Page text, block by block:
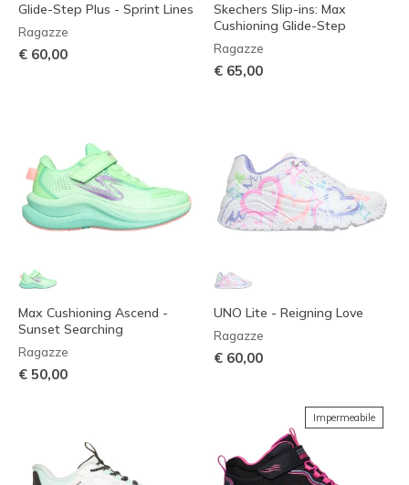
Glide-Step Plus - Sprint Lines
Ragazze
€ 60,00
Skechers Slip-ins: Max
Cushioning Glide-Step
Ragazze
€ 65,00
Max Cushioning Ascend -
Sunset Searching
Ragazze
€ 50,00
UNO Lite - Reigning Love
Ragazze
€ 60,00
Impermeabile